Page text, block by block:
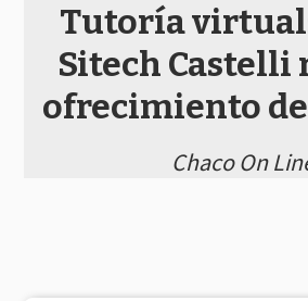
Tutoría
Sitech Castelli
ofrecimiento
Chaco On